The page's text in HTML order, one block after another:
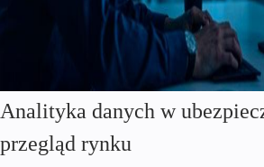
Analityka danych w
przegląd rynku